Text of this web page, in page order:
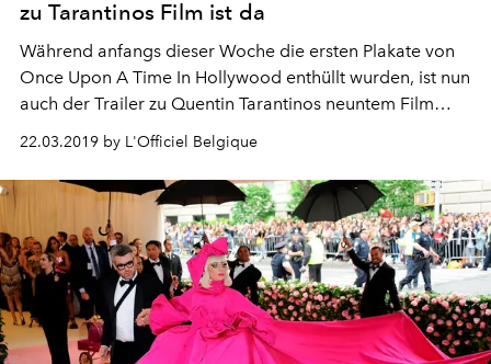
zu Tarantinos Film ist da
Während anfangs dieser Woche die ersten Plakate von
Once Upon A Time In Hollywood enthüllt wurden, ist nun
auch der Trailer zu Quentin Tarantinos neuntem Film
22.03.2019 by L'Officiel Belgique